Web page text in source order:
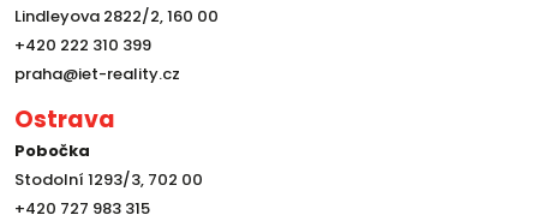
Lindleyova 2822/2, 160 00
+420 222 310 399
praha@iet-reality.cz
Ostrava
Pobočka
Stodolní 1293/3, 702 00
+420 727 983 315